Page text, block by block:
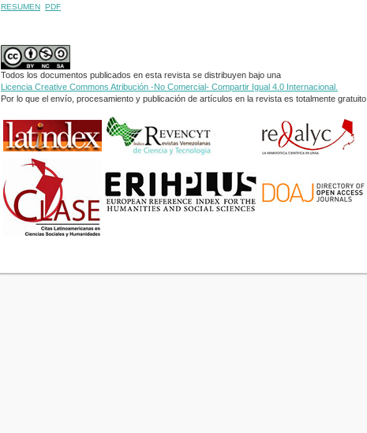
RESUMEN PDF
Todos los documentos publicados en esta revista se distribuyen bajo una
Licencia Creative Commons Atribución -No Comercial- Compartir Igual 4.0 Internacional.
Por lo que el envío, procesamiento y publicación de artículos en la revista es totalmente gratuito.